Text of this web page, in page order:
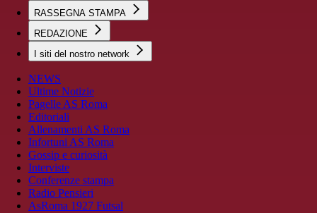
RASSEGNA STAMPA
REDAZIONE
I siti del nostro network
NEWS
Ultime Notizie
Pagelle AS Roma
Editoriali
Allenamenti AS Roma
Infortuni AS Roma
Gossip e curiosità
Interviste
Conferenze stampa
Radio Pensieri
AsRoma 1927 Futsal